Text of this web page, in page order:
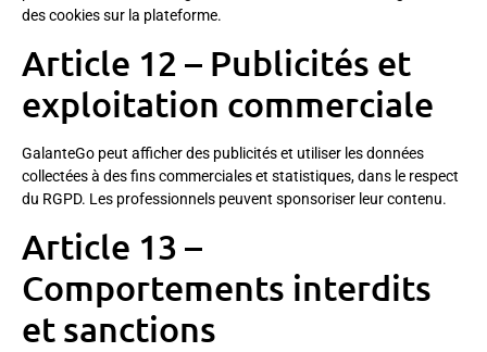
des cookies sur la plateforme.
Article 12 – Publicités et
exploitation commerciale
GalanteGo peut afficher des publicités et utiliser les données
collectées à des fins commerciales et statistiques, dans le respect
du RGPD. Les professionnels peuvent sponsoriser leur contenu.
Article 13 –
Comportements interdits
et sanctions